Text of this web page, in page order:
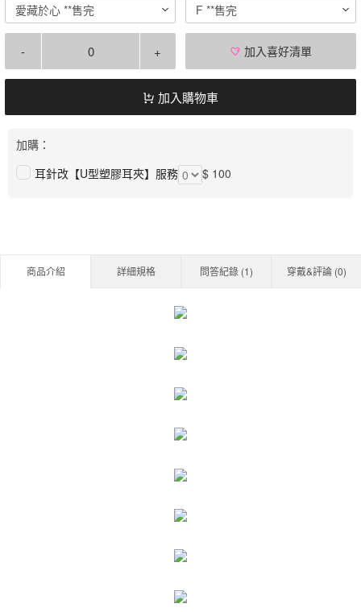
愛藏於心 **售完 F **售完
- + 加入喜好清單
加入購物車
加購：
耳針改【U型塑膠耳夾】服務
$ 100
商品介紹 詳細規格 問答紀錄 (1) 穿戴&評論 (0)